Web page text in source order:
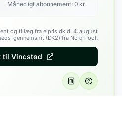
Månedligt abonnement: 0 kr
og tillæg fra elpris.dk d. 4. august
gennemsnit (DK2) fra Nord Pool.
til Vindstød